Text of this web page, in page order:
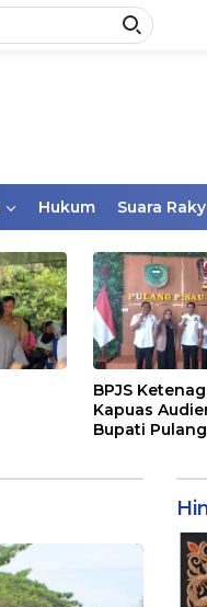
Hukum Suara
BPJS
Kapuas
Bupati